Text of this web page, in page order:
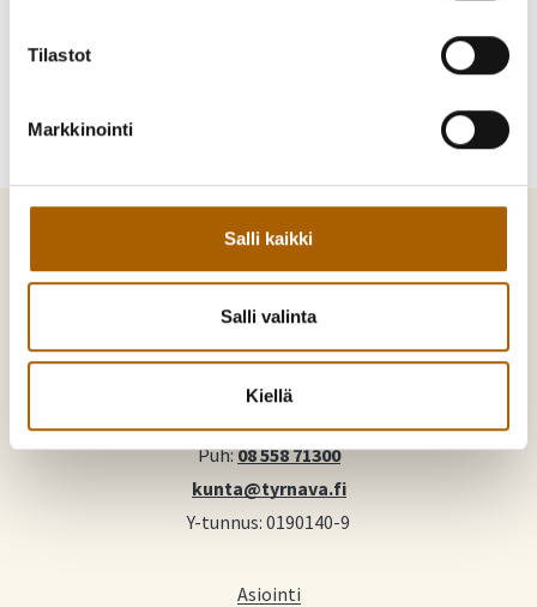
Tilastot
Markkinointi
Salli kaikki
Salli valinta
Kiellä
Tyrnävä. Mukavamman arjen kotikunta
Kunnankuja 4, 91800 Tyrnävä
Puh:08 558 71300
kunta@tyrnava.fi
Y-tunnus: 0190140-9
Asiointi